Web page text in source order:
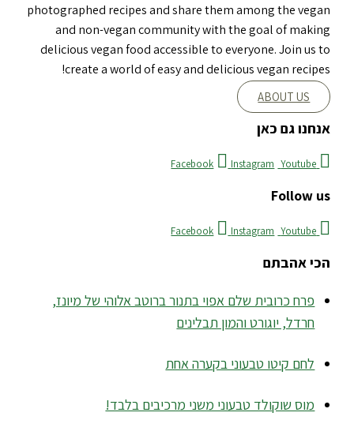
photographed recipes and share them among the vegan
and non-vegan community with the goal of making
delicious vegan food accessible to everyone. Join us to
create a world of easy and delicious vegan recipes!
ABOUT US
אנחנו גם כאן
Facebook Instagram Youtube
Follow us
Facebook Instagram Youtube
הכי אהבתם
פרח כרובית שלם אפוי בתנור ברוטב אלוהי של מיונז,
חרדל, יוגורט והמון תבלינים
לחם קיטו טבעוני בקערה אחת
מוס שוקולד טבעוני משני מרכיבים בלבד!